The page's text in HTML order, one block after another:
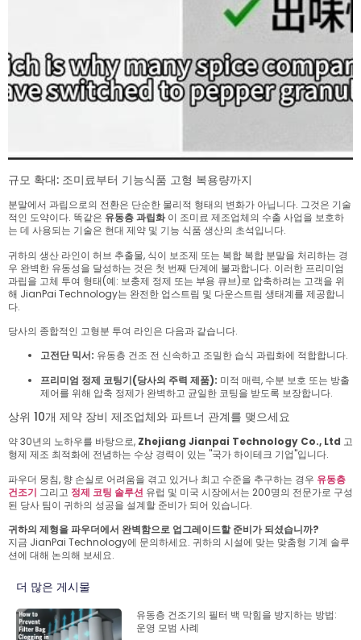
규모 확대: 조미료부터 기능식품 고형 복용량까지
분말에서 과립으로의 전환은 단순한 물리적 형태의 변화가 아닙니다. 그것은 기술
적인 도약이다. 똑같은 유동층 과립화이 조미료 제조업체의 수출 사업을 보호하
는 데 사용되는 기술은 현대 제약 및 기능 식품 생산의 초석입니다.
귀하의 생산 라인이 허브 추출물, 식이 보조제 또는 복합 복합 분말을 처리하는 경
우 완벽한 유동성을 달성하는 것은 첫 번째 단계에 불과합니다. 이러한 프리미엄
과립을 고체 투여 형태(예: 보충제 정제 또는 부용 큐브)로 압축하려는 고객을 위
해 JianPai Technology는 완전한 업스트림 및 다운스트림 생태계를 제공합니
다.
당사의 종합적인 고형분 투여 라인은 다음과 같습니다.
고전단 믹서: 유동층 건조 전 신속하고 조밀한 습식 과립화에 적합합니다.
프리미엄 정제 코팅기(당사의 주력 제품): 미적 매력, 수분 보호 또는 방출
제어를 위해 압축 정제가 완벽하고 균일한 코팅을 받도록 보장합니다.
상위 10개 제약 장비 제조업체와 파트너 관계를 맺으세요
약 30년의 노하우를 바탕으로, Zhejiang Jianpai Technology Co., Ltd 고
형제 제조 최적화에 전념하는 수상 경력이 있는 "국가 하이테크 기업"입니다.
파우더 뭉침, 향 손실로 어려움을 겪고 있거나 최고 수준을 추구하는 경우 유동층
건조기 그리고 정제 코팅 솔루션 유럽 ​​및 미국 시장에서는 200명의 전문가로 구성
된 당사 팀이 귀하의 성공을 설계할 준비가 되어 있습니다.
귀하의 제형을 파우더에서 완벽함으로 업그레이드할 준비가 되셨습니까?
지금 JianPai Technology에 문의하세요. 귀하의 시설에 맞는 맞춤형 기계 솔루
션에 대해 논의해 보세요.
더 많은 게시물
유동층 건조기의 필터 백 막힘을 방지하는 방법:
운영 모범 사례